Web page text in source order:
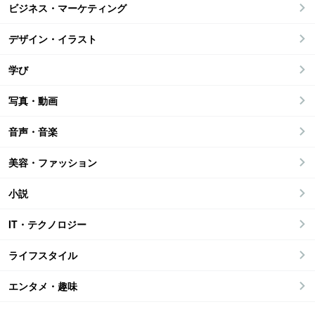
ビジネス・マーケティング
デザイン・イラスト
学び
写真・動画
音声・音楽
美容・ファッション
小説
IT・テクノロジー
ライフスタイル
エンタメ・趣味